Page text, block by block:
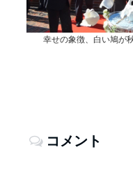
幸せの象徴、白い鳩が
コメント